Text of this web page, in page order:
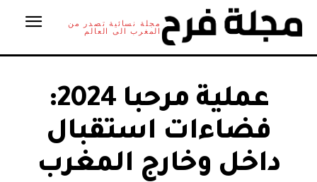
مجلة نسائية تصدر من
المغرب الى العالم
عملية مرحبا 2024:
فضاءات استقبال
داخل وخارج المغرب